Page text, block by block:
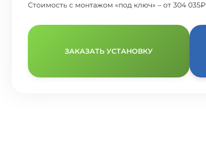
Стоимость с монтажом «под ключ» – от 304 035₽
ЗАКАЗАТЬ УСТАНОВКУ